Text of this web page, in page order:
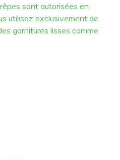
sont autorisées en
utilisez exclusivement de
garnitures lisses comme